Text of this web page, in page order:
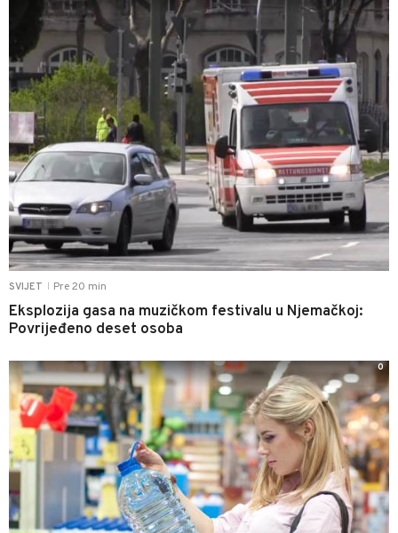
SVIJET Pre 20 min
Eksplozija gasa na muzičkom festivalu u Njemačkoj:
Povrijeđeno deset osoba
0